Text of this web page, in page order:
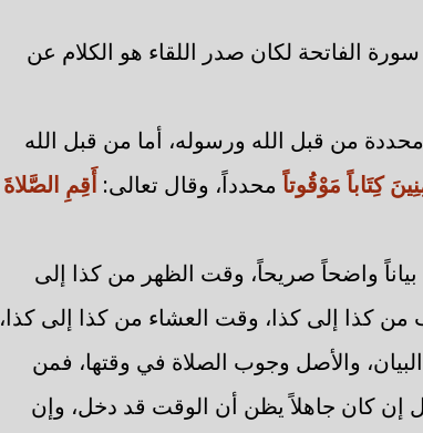
سورة الفاتحة لكان صدر اللقاء هو الكلام عن
من قبل الله ورسوله، أما من قبل الله
كِتَاباً مَوْقُوتاً محدداً، وقال تعالى: أَقِمِ الصَّلاةَ
واضحاً صريحاً، وقت الظهر من كذا إلى
كذا إلى كذا، وقت العشاء من كذا إلى كذا،
والأصل وجوب الصلاة في وقتها، فمن
إن كان جاهلاً يظن أن الوقت قد دخل، وإن